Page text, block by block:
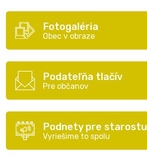
Fotogaléria
Obec v obraze
Podateľňa tlačív
Pre občanov
Podnety pre starostu
Vyriešime to spolu